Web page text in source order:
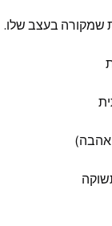
שמקורה בעצב שלו.
אהבה)